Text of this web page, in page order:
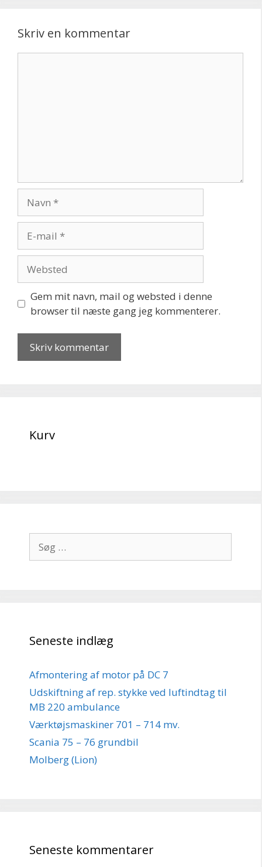
Skriv en kommentar
mail
Gem mit navn, mail og websted i denne
browser til næste gang jeg kommenterer.
Kurv
efter:
Seneste indlæg
Afmontering af motor på DC 7
Udskiftning af rep. stykke ved luftindtag til
MB 220 ambulance
Værktøjsmaskiner 701 – 714 mv.
Scania 75 – 76 grundbil
Molberg (Lion)
Seneste kommentarer